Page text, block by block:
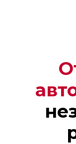
Андрей
Механик